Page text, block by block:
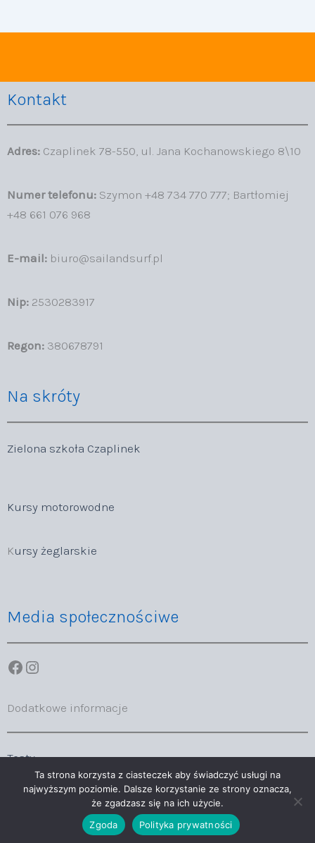
Kontakt
Adres: Czaplinek 78-550, ul. Jana Kochanowskiego 8\10
Numer telefonu: Szymon +48 734 770 777; Bartłomiej
+48 661 076 968
E-mail: biuro@sailandsurf.pl
Nip: 2530283917
Regon: 380678791
Na skróty
Zielona szkoła Czaplinek
Kursy motorowodne
Kursy żeglarskie
Media społecznościwe
Facebook
Instagram
Dodatkowe informacje
Testy
Copyright © 2026 Sail&Surf
Ta strona korzysta z ciasteczek aby świadczyć usługi na
najwyższym poziomie. Dalsze korzystanie ze strony oznacza,
że zgadzasz się na ich użycie.
Zgoda
Polityka prywatności